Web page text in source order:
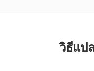
วิธีแป